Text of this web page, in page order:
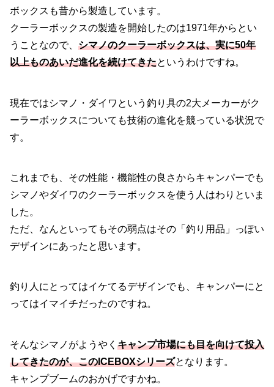
ボックスも昔から製造しています。
クーラーボックスの製造を開始したのは1971年からとい
うことなので、 シマノのクーラーボックスは、実に50年
以上ものあいだ進化を続けてきたというわけですね。
現在ではシマノ・ダイワという釣り具の2大メーカーがク
ーラーボックスについても技術の進化を競っている状況で
す。
これまでも、その性能・機能性の良さからキャンパーでも
シマノやダイワのクーラーボックスを使う人はわりといま
した。
ただ、なんといってもその弱点はその「釣り用品」っぽい
デザインにあったと思います。
釣り人にとってはイケてるデザインでも、キャンパーにと
ってはイマイチだったのですね。
そんなシマノがようやく キャンプ市場にも目を向けて投入
してきたのが、このICEBOXシリーズとなります。
キャンプブームのおかげですかね。